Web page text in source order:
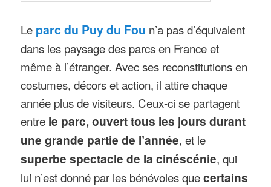
Le parc du Puy du Fou n’a pas d’équivalent
dans les paysage des parcs en France et
même à l’étranger. Avec ses reconstitutions en
costumes, décors et action, il attire chaque
année plus de visiteurs. Ceux-ci se partagent
entre le parc, ouvert tous les jours durant
une grande partie de l’année, et le
superbe spectacle de la cinéscénie, qui
lui n’est donné par les bénévoles quecertains